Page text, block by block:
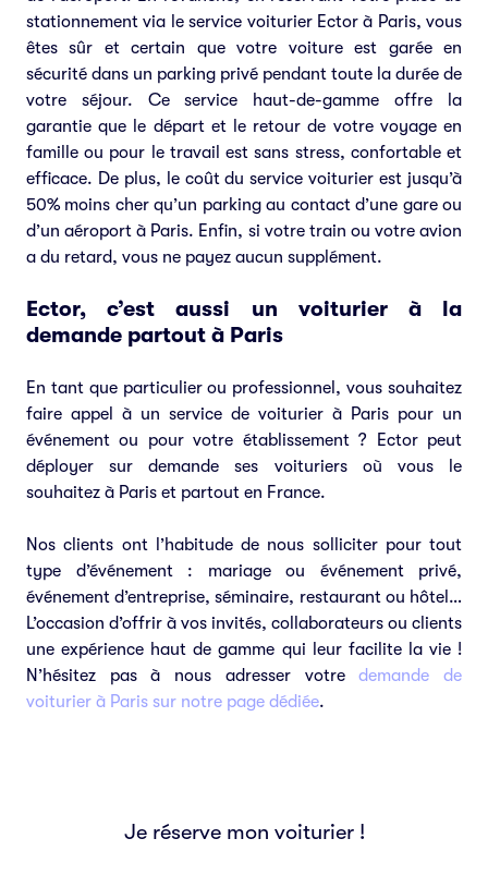
stationnement via le service voiturier Ector à Paris, vous
êtes sûr et certain que votre voiture est garée en
sécurité dans un parking privé pendant toute la durée de
votre séjour. Ce service haut-de-gamme offre la
garantie que le départ et le retour de votre voyage en
famille ou pour le travail est sans stress, confortable et
efficace. De plus, le coût du service voiturier est jusqu’à
50% moins cher qu’un parking au contact d’une gare ou
d’un aéroport à Paris. Enfin, si votre train ou votre avion
a du retard, vous ne payez aucun supplément.
Ector, c’est aussi un voiturier à la
demande partout à Paris
En tant que particulier ou professionnel, vous souhaitez
faire appel à un service de voiturier à Paris pour un
événement ou pour votre établissement ? Ector peut
déployer sur demande ses voituriers où vous le
souhaitez à Paris et partout en France.
Nos clients ont l’habitude de nous solliciter pour tout
type d’événement : mariage ou événement privé,
événement d’entreprise, séminaire, restaurant ou hôtel…
L’occasion d’offrir à vos invités, collaborateurs ou clients
une expérience haut de gamme qui leur facilite la vie !
N’hésitez pas à nous adresser votredemande de
voiturier à Paris sur notre page dédiée.
Je réserve mon voiturier !